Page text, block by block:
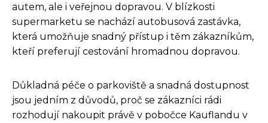
autem, ale i veřejnou dopravou. V blízkosti
supermarketu se nachází autobusová zastávka,
která umožňuje snadný přístup i těm zákazníkům,
kteří preferují cestování hromadnou dopravou.
Důkladná péče o parkoviště a snadná dostupnost
jsou jedním z důvodů, proč se zákazníci rádi
rozhodují nakoupit právě v pobočce Kauflandu v